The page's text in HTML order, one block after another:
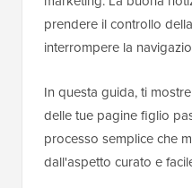
prendere il controllo
interrompere la
In questa guida, ti
delle tue pagine figlio
processo semplice che
dall'aspetto curato e